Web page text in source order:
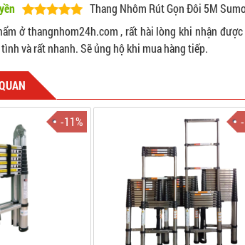
Thang Nhôm Rút Gọn Đôi 5M
ở thangnhom24h.com , rất hài lòng khi nhận
và rất nhanh. Sẽ ủng hộ khi mua hàng tiếp.
-11%